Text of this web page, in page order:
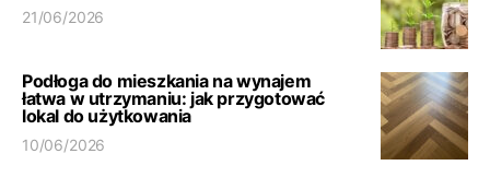
21/06/2026
Podłoga do mieszkania na wynajem
łatwa w utrzymaniu: jak przygotować
lokal do użytkowania
10/06/2026